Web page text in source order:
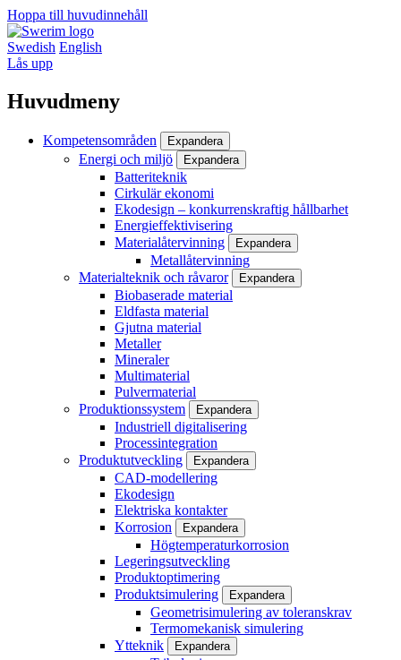
Hoppa till huvudinnehåll
Swedish English
Lås upp
Huvudmeny
Kompetensområden Expandera
Energi och miljö Expandera
Batteriteknik
Cirkulär ekonomi
Ekodesign – konkurrenskraftig hållbarhet
Energieffektivisering
Materialåtervinning
Expandera
Metallåtervinning
Materialteknik och råvaror
Expandera
Biobaserade material
Eldfasta material
Gjutna material
Metaller
Mineraler
Multimaterial
Pulvermaterial
Produktionssystem
Expandera
Industriell digitalisering
Processintegration
Produktutveckling
Expandera
CAD-modellering
Ekodesign
Elektriska kontakter
Korrosion
Expandera
Högtemperaturkorrosion
Legeringsutveckling
Produktoptimering
Produktsimulering
Expandera
Geometrisimulering av toleranskrav
Termomekanisk simulering
Ytteknik
Expandera